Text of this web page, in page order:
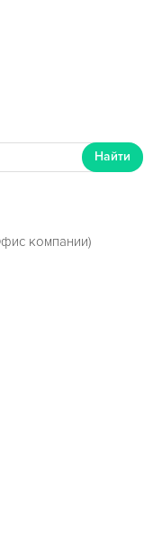
Найти
компании)